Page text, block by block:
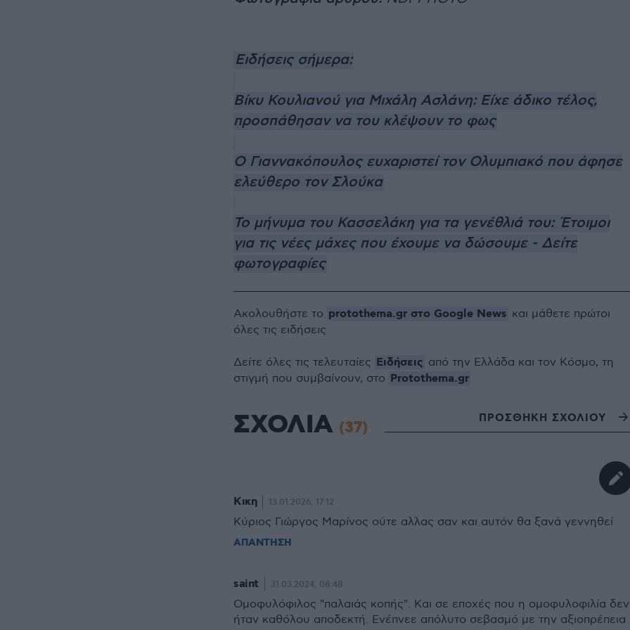
Ειδήσεις σήμερα:
Βίκυ Κουλιανού για Μιχάλη Ασλάνη: Είχε άδικο τέλος,
προσπάθησαν να του κλέψουν το φως
Ο Γιαννακόπουλος ευχαριστεί τον Ολυμπιακό που άφησε
ελεύθερο τον Σλούκα
Το μήνυμα του Κασσελάκη για τα γενέθλιά του: Έτοιμοι
για τις νέες μάχες που έχουμε να δώσουμε - Δείτε
φωτογραφίες
Ακολουθήστε το protothema.gr στο Google News και μάθετε πρώτοι
όλες τις ειδήσεις
Δείτε όλες τις τελευταίες Ειδήσεις από την Ελλάδα και τον Κόσμο, τη
στιγμή που συμβαίνουν, στο Protothema.gr
ΣΧΟΛΙΑ (37) ΠΡΟΣΘΗΚΗ ΣΧΟΛΙΟΥ
Κικη 13.01.2026, 17:12
Κύριος Γιώργος Μαρίνος ούτε αλλας σαν και αυτόν θα ξανά γεννηθεί
ΑΠΑΝΤΗΣΗ
saint 31.03.2024, 08:48
Ομοφυλόφιλος "παλαιάς κοπής". Και σε εποχές που η ομοφυλοφιλία δεν
ήταν καθόλου αποδεκτή. Ενέπνεε απόλυτο σεβασμό με την αξιοπρέπεια